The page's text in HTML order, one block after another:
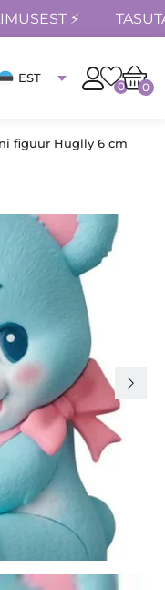
⚡
EST
0 0
figuur Huglly 6 cm